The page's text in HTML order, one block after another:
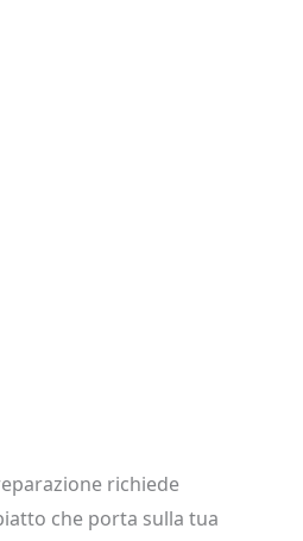
richiede
che porta sulla tua